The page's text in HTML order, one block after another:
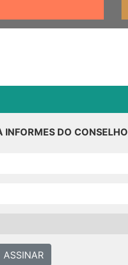
INFORMES DO CONSELHO
ASSINAR